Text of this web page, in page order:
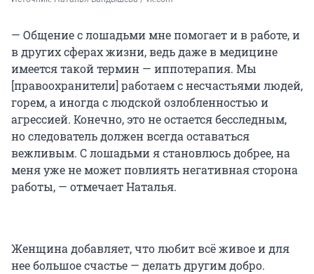
— Общение с лошадьми мне помогает и в работе, и
в других сферах жизни, ведь даже в медицине
имеется такой термин — иппотерапия. Мы
[правоохранители] работаем с несчастьями людей,
горем, а иногда с людской озлобленностью и
агрессией. Конечно, это не остается бесследным,
но следователь должен всегда оставаться
вежливым. С лошадьми я становлюсь добрее, на
меня уже не может повлиять негативная сторона
работы, — отмечает Наталья.
Женщина добавляет, что любит всё живое и для
нее большое счастье — делать другим добро.